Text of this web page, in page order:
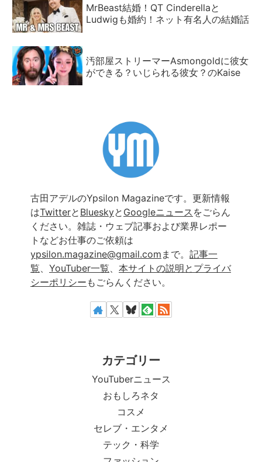
MrBeast結婚！QT Cinderellaと
Ludwigも婚約！ネット有名人の結婚話
汚部屋ストリーマーAsmongoldに彼女
ができる？いじられる彼女？のKaise
古田アデルのYpsilon Magazineです。更新情報
はTwitterと Blueskyと Googleニュース をごらん
ください。雑誌・ウェブ記事および業界レポー
トなどお仕事のご依頼は
ypsilon.magazine@gmail.com まで。 記事一
覧
YouTuber一覧
本サイトの説明とプライバ
シーポリシー もごらんください。
カテゴリー
YouTuberニュース
おもしろネタ
コスメ
セレブ・エンタメ
テック・科学